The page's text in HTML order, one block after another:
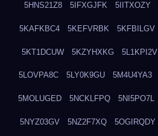
5HNS21Z8 5IFXGJFK 5IITXOZY
5KAFKBC4 5KEFVRBK 5KFBILGV
5KT1DCUW 5KZYHXKG 5L1KPI2V
5LOVPA8C 5LY0K9GU 5M4U4YA3
5MOLUGED 5NCKLFPQ 5NI5PO7L
5NYZ03GV 5NZ2F7XQ 5OGIRQDY